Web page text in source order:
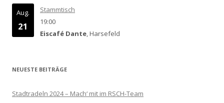
Aug.
21
Stammtisch
19:00
Eiscafé Dante, Harsefeld
NEUESTE BEITRÄGE
Stadtradeln 2024 – Mach‘ mit im RSCH-Team